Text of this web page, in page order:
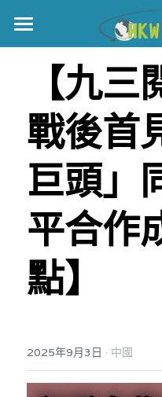
主頁
世界盃
伊美戰爭
黎智英案
正本清源•黎智英案
美西媒體謊言實錄
宏福火災
宏福‧革新
宏福苑聽證會
記錄．宏福苑火災
港聞
中國
娛樂
反華推手你要知
【九
戰後首
巨頭」
平合作
點】
2025年9月3日 · 中國